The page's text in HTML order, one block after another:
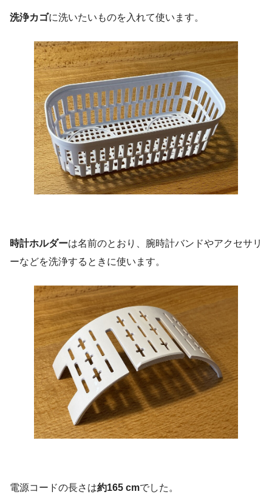
洗浄カゴに洗いたいものを入れて使います。
時計ホルダーは名前のとおり、腕時計バンドやアクセサリ
ーなどを洗浄するときに使います。
電源コードの長さは約165 cmでした。